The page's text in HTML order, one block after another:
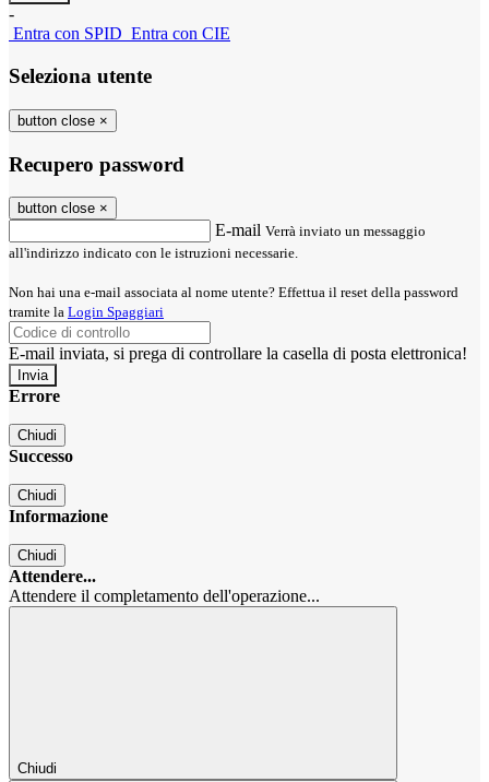
-
Entra con SPID Entra con CIE
Seleziona utente
button close ×
Recupero password
button close ×
E-mail Verrà inviato un messaggio
all'indirizzo indicato con le istruzioni necessarie.
Non hai una e-mail associata al nome utente? Effettua il reset della password
tramite la Login Spaggiari
E-mail inviata, si prega di controllare la casella di posta elettronica!
Errore
Chiudi
Successo
Chiudi
Informazione
Chiudi
Attendere...
Attendere il completamento dell'operazione...
Chiudi